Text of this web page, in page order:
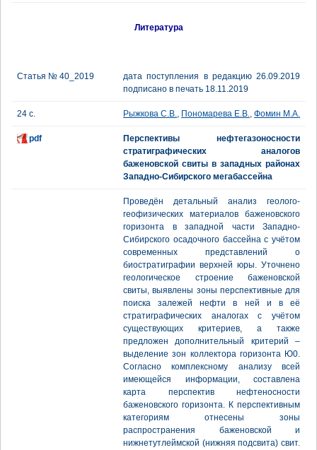
Литература
Статья № 40_2019
дата поступления в редакцию 26.09.2019
подписано в печать 18.11.2019
24 с. Рыжкова С.В., Пономарева Е.В., Фомин М.А.
pdf
Перспективы нефтегазоносности
стратиграфических аналогов
баженовской свиты в западных районах
Западно-Сибирского мегабассейна
Проведён детальный анализ геолого-
геофизических материалов баженовского
горизонта в западной части Западно-
Сибирского осадочного бассейна с учётом
современных представлений о
биостратиграфии верхней юры. Уточнено
геологическое строение баженовской
свиты, выявлены зоны перспективные для
поиска залежей нефти в ней и в её
стратиграфических аналогах с учётом
существующих критериев, а также
предложен дополнительный критерий –
выделение зон коллектора горизонта Ю0.
Согласно комплексному анализу всей
имеющейся информации, составлена
карта перспектив нефтеносности
баженовского горизонта. К перспективным
категориям отнесены зоны
распространения баженовской и
нижнетутлеймской (нижняя подсвита) свит.